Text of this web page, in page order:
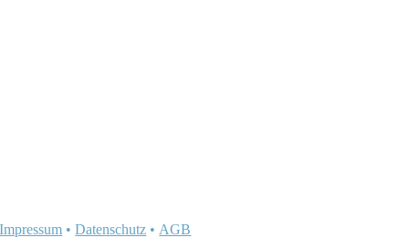
Impressum •Datenschutz • AGB